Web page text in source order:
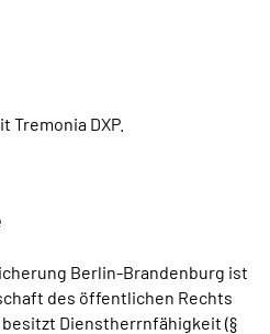
Tremonia DXP.
Berlin-Brandenburg ist
des öffentlichen Rechts
Dienstherrnfähigkeit (§